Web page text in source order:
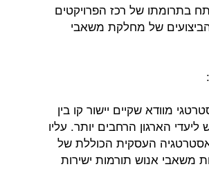
מפתח בתרומתו של רכז הפרויקטים
של מחלקת משאבי
מוודא שקיים יישור קו בין
הארגון הרחבים יותר. עליו
העסקית הכוללת של
משאבי אנוש תורמות ישירות